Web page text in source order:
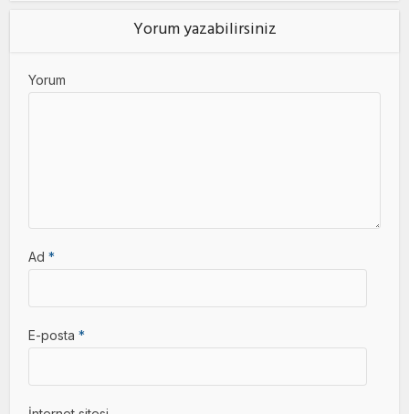
Yorum yazabilirsiniz
Yorum
Ad*
E-posta*